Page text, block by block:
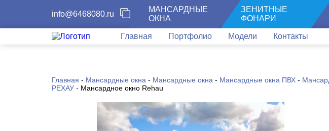
info@6468080.ru
МАНСАРДНЫЕ
ОКНА
ЗЕНИТНЫЕ
ФОНАРИ
Главная Портфолио Модели Контакты
Главная - Мансардные окна - Мансардные окна - Мансардные окна ПВХ -
РЕХАУ - Мансардное окно Rehau